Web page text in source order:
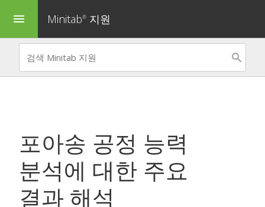
menu Minitab® 지원
포아송 공정 능력
분석에 대한 주요
결과 해석